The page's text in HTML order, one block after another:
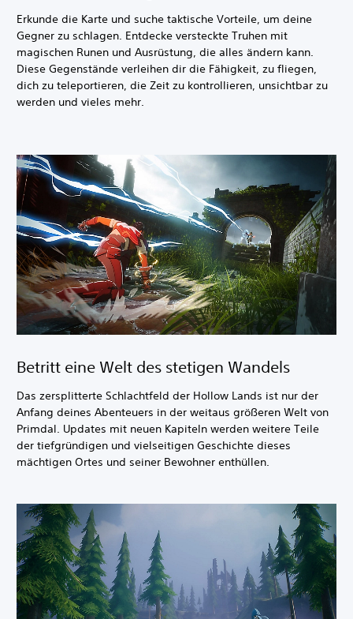
Erkunde die Karte und suche taktische Vorteile, um deine
Gegner zu schlagen. Entdecke versteckte Truhen mit
magischen Runen und Ausrüstung, die alles ändern kann.
Diese Gegenstände verleihen dir die Fähigkeit, zu fliegen,
dich zu teleportieren, die Zeit zu kontrollieren, unsichtbar zu
werden und vieles mehr.
Betritt eine Welt des stetigen Wandels
Das zersplitterte Schlachtfeld der Hollow Lands ist nur der
Anfang deines Abenteuers in der weitaus größeren Welt von
Primdal. Updates mit neuen Kapiteln werden weitere Teile
der tiefgründigen und vielseitigen Geschichte dieses
mächtigen Ortes und seiner Bewohner enthüllen.